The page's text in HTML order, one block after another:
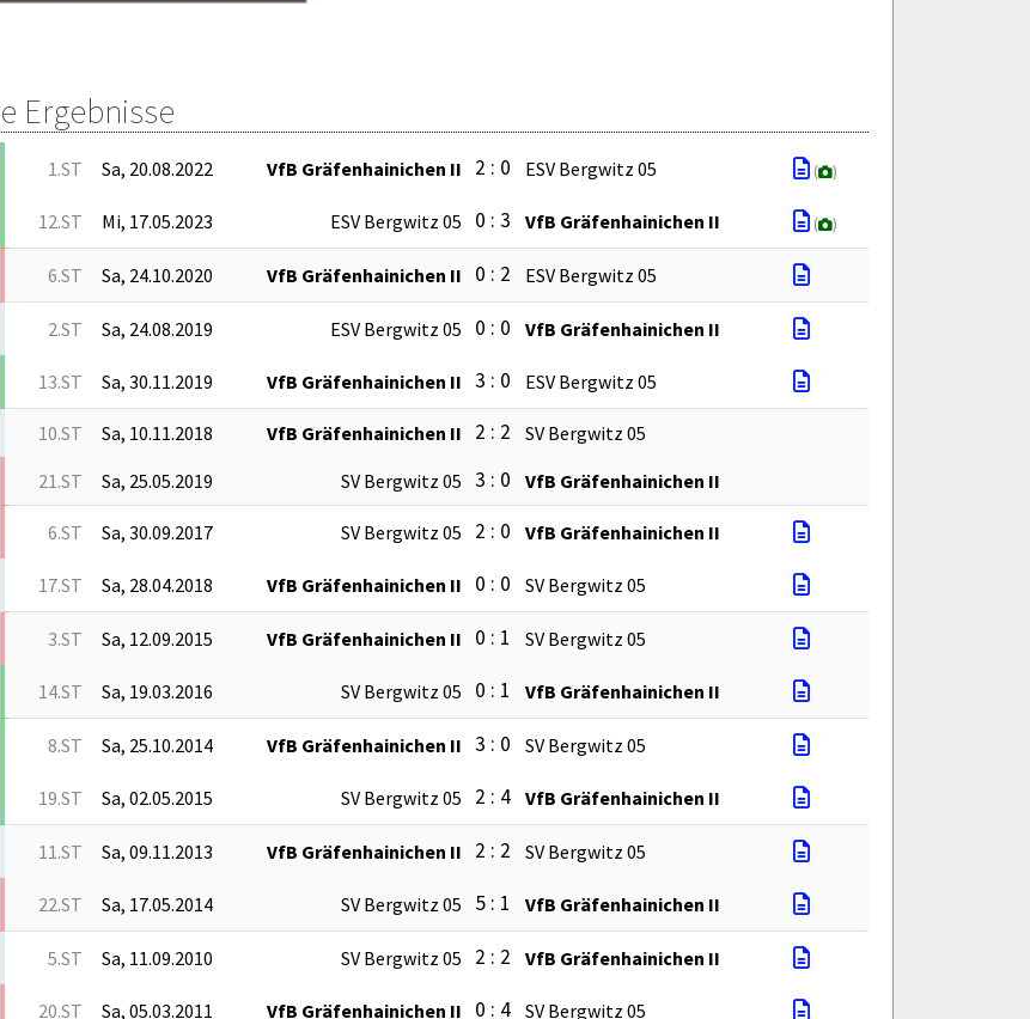
Ergebnisse
1.ST Sa, 20.08.2022 VfB Gräfenhainichen II 2 : 0 ESV Bergwitz 05 ( )
12.ST Mi, 17.05.2023 ESV Bergwitz 05 0 : 3 VfB Gräfenhainichen II ( )
6.ST Sa, 24.10.2020 VfB Gräfenhainichen II 0 : 2 ESV Bergwitz 05
2.ST Sa, 24.08.2019 ESV Bergwitz 05 0 : 0 VfB Gräfenhainichen II
13.ST Sa, 30.11.2019 VfB Gräfenhainichen II 3 : 0 ESV Bergwitz 05
10.ST Sa, 10.11.2018 VfB Gräfenhainichen II 2 : 2
SV Bergwitz 05
21.ST
Sa, 25.05.2019 SV Bergwitz 05 3 : 0 VfB Gräfenhainichen II
6.ST Sa, 30.09.2017 SV Bergwitz 05 2 : 0 VfB Gräfenhainichen II
17.ST Sa, 28.04.2018 VfB Gräfenhainichen II 0 : 0 SV Bergwitz 05
3.ST Sa, 12.09.2015 VfB Gräfenhainichen II 0 : 1 SV Bergwitz 05
14.ST Sa, 19.03.2016 SV Bergwitz 05 0 : 1 VfB Gräfenhainichen II
8.ST Sa, 25.10.2014 VfB Gräfenhainichen II 3 : 0 SV Bergwitz 05
19.ST Sa, 02.05.2015 SV Bergwitz 05 2 : 4 VfB Gräfenhainichen II
11.ST Sa, 09.11.2013 VfB Gräfenhainichen II 2 : 2 SV Bergwitz 05
22.ST Sa, 17.05.2014 SV Bergwitz 05 5 : 1 VfB Gräfenhainichen II
5.ST Sa, 11.09.2010 SV Bergwitz 05 2 : 2 VfB Gräfenhainichen II
20.ST Sa, 05.03.2011 VfB Gräfenhainichen II 0 : 4 SV Bergwitz 05